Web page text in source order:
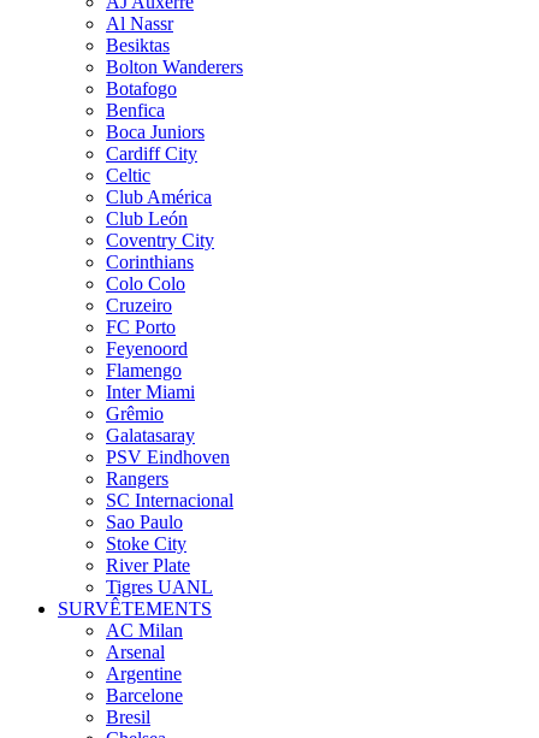
Al Nassr
Besiktas
Bolton Wanderers
Botafogo
Benfica
Boca Juniors
Cardiff City
Celtic
Club América
Club León
Coventry City
Corinthians
Colo Colo
Cruzeiro
FC Porto
Feyenoord
Flamengo
Inter Miami
Grêmio
Galatasaray
PSV Eindhoven
Rangers
SC Internacional
Sao Paulo
Stoke City
River Plate
Tigres UANL
SURVÊTEMENTS
AC Milan
Arsenal
Argentine
Barcelone
Bresil